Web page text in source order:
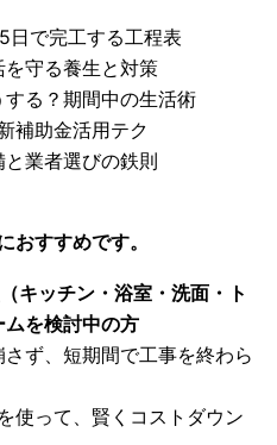
日で完工する工程表
守る養生と対策
する？期間中の生活術
補助金活用テク
業者選びの鉄則
おすすめです。
キッチン・浴室・洗面・ト
を検討中の方
ず、短期間で工事を終わら
使って、賢くコストダウン